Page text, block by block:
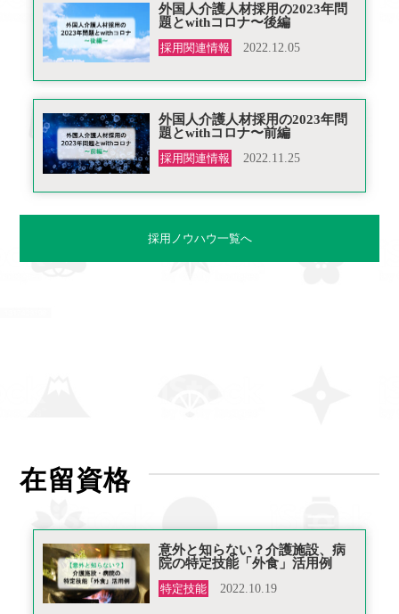
外国人介護人材採用の2023年問
題とwithコロナ〜後編
採用関連情報 2022.12.05
外国人介護人材採用の2023年問
題とwithコロナ〜前編
採用関連情報 2022.11.25
採用ノウハウ一覧へ
在留資格
意外と知らない？介護施設、病
院の特定技能「外食」活用例
特定技能 2022.10.19